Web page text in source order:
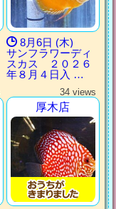
8月6日 (木)
サンフラワーディ
スカス ２０２６
年８月４日入 …
34 views
厚木店